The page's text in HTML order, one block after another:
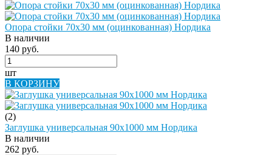
Опора стойки 70х30 мм (оцинкованная) Нордика
В наличии
140 руб.
шт
В КОРЗИНУ
(2)
Заглушка универсальная 90х1000 мм Нордика
В наличии
262 руб.